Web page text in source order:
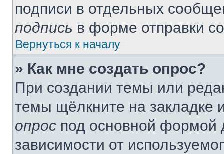
подписи в отдельных
подпись в форме отправки
Вернуться к началу
» Как мне создать опрос?
При создании темы или
темы щёлкните на
опрос под основной формой
зависимости от